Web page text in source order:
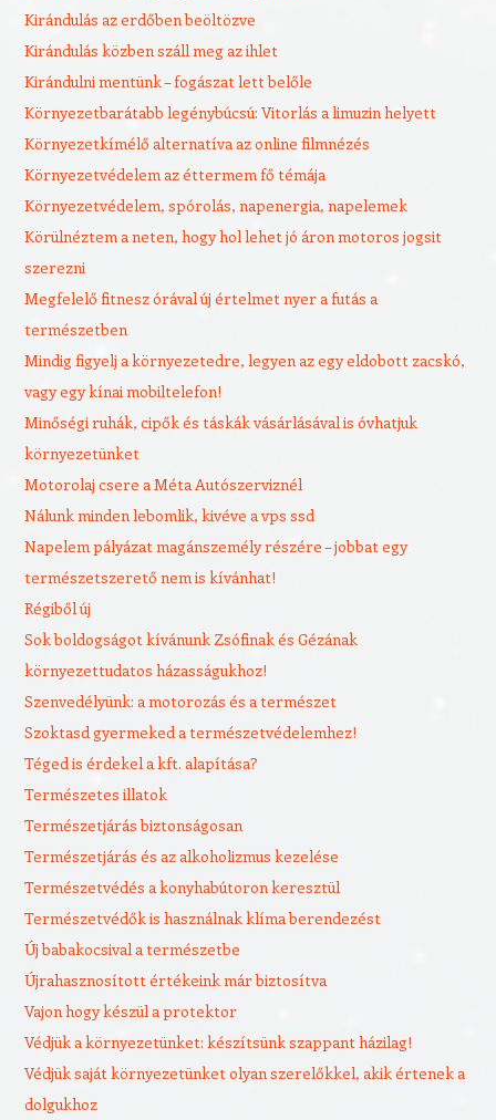
Kirándulás az erdőben beöltözve
Kirándulás közben száll meg az ihlet
Kirándulni mentünk – fogászat lett belőle
Környezetbarátabb legénybúcsú: Vitorlás a limuzin helyett
Környezetkímélő alternatíva az online filmnézés
Környezetvédelem az éttermem fő témája
Környezetvédelem, spórolás, napenergia, napelemek
Körülnéztem a neten, hogy hol lehet jó áron motoros jogsit
szerezni
Megfelelő fitnesz órával új értelmet nyer a futás a
természetben
Mindig figyelj a környezetedre, legyen az egy eldobott zacskó,
vagy egy kínai mobiltelefon!
Minőségi ruhák, cipők és táskák vásárlásával is óvhatjuk
környezetünket
Motorolaj csere a Méta Autószerviznél
Nálunk minden lebomlik, kivéve a vps ssd
Napelem pályázat magánszemély részére – jobbat egy
természetszerető nem is kívánhat!
Régiből új
Sok boldogságot kívánunk Zsófinak és Gézának
környezettudatos házasságukhoz!
Szenvedélyünk: a motorozás és a természet
Szoktasd gyermeked a természetvédelemhez!
Téged is érdekel a kft. alapítása?
Természetes illatok
Természetjárás biztonságosan
Természetjárás és az alkoholizmus kezelése
Természetvédés a konyhabútoron keresztül
Természetvédők is használnak klíma berendezést
Új babakocsival a természetbe
Újrahasznosított értékeink már biztosítva
Vajon hogy készül a protektor
Védjük a környezetünket: készítsünk szappant házilag!
Védjük saját környezetünket olyan szerelőkkel, akik értenek a
dolgukhoz